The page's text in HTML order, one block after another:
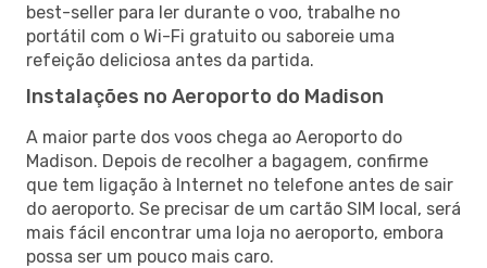
best-seller para ler durante o voo, trabalhe no
portátil com o Wi-Fi gratuito ou saboreie uma
refeição deliciosa antes da partida.
Instalações no Aeroporto do Madison
A maior parte dos voos chega ao Aeroporto do
Madison. Depois de recolher a bagagem, confirme
que tem ligação à Internet no telefone antes de sair
do aeroporto. Se precisar de um cartão SIM local, será
mais fácil encontrar uma loja no aeroporto, embora
possa ser um pouco mais caro.